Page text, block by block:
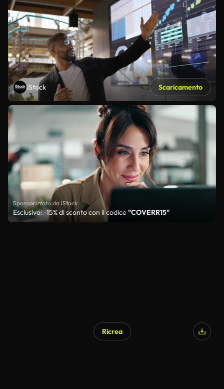
iStock Scaricamento
Sponsorizzato da iStock
Esclusivo: -15% di sconto con il codice "COVERR15"
Ricrea